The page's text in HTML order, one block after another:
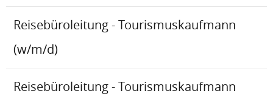
Reisebüroleitung - Tourismuskaufmann
(w/m/d)
Reisebüroleitung - Tourismuskaufmann